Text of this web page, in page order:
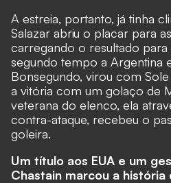
A estreia, portanto, já tinha
Salazar abriu o placar para
carregando o resultado
segundo tempo a Argentina
Bonsegundo, virou com
a vitória com um golaço de
veterana do elenco, ela
contra-ataque, recebeu o
goleira.
Um título aos EUA e um
Chastain marcou a